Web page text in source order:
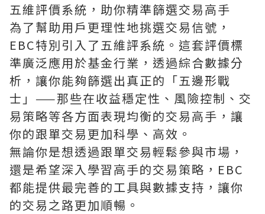
五維評價系統，助你精準篩選交易高手
為了幫助用戶更理性地挑選交易信號，
EBC特別引入了五維評系統。這套評價標
準廣泛應用於基金行業，透過綜合數據分
析，讓你能夠篩選出真正的「五邊形戰
士」——那些在收益穩定性、風險控制、交
易策略等各方面表現均衡的交易高手，讓
你的跟單交易更加科學、高效。
無論你是想透過跟單交易輕鬆參與市場，
還是希望深入學習高手的交易策略，EBC
都能提供最完善的工具與數據支持，讓你
的交易之路更加順暢。